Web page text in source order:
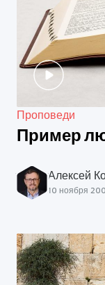
Проповеди
Пример
Алексей
10 ноября